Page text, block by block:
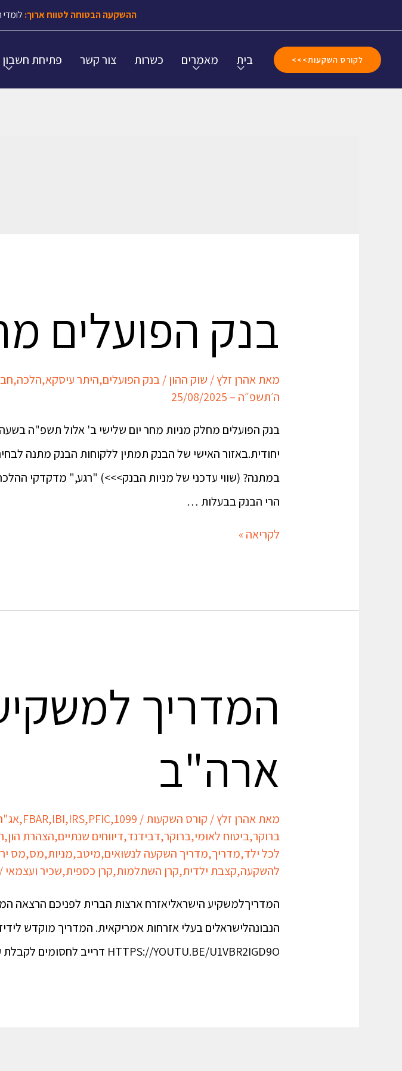
ההשקעה הבטוחה לטווח ארוך:
לקורס השקעות>>> בית מאמרים כשרות צור קשר פתיחת
בנק הפועלים
מאתאהרן זלץ / שוק ההון/בנק הפועלים,היתר עיסקא,הלכה,
ה׳תשפ״ה – 25/08/2025
במתנה? (שווי עדכני של מניות הבנק>>>) "רגע," מדקדקי
הרי הבנק בבעלות …
לקריאה »
המדריך
ארה"ב
מאתאהרן זלץ / קורס השקעות/
1099
,
FBAR,IBI,IRS,PFIC
,
ברוקר,ביטוח לאומי,ברוקר,דבידנד,דיווחים שנתיים,הצהרת הון,
לכל ילד,מדריך,מדריך השקעה לנשואים,מיטב,מניות,מס,מס
להשקעה,קצבת ילדית,קרן השתלמות,קרן כספית,שכיר ועצמאי/
המדריךלמשקיע הישראליאזרח ארצות הברית לפניכם הרצאה
הנבונהלישראלים בעלי אזרחות אמריקאית. המדריך מוקדש
HTTPS://YOUTU.BE/U1VBR2IGD9O דרייב לחסומים לקבלת עדכון אודות מאמר חדש באתר>>> לחץ/י כאן